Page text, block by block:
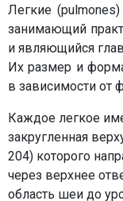
Легкие
занимающий
и являющийся
Их размер и
в зависимости от
Каждое легкое
закругленная
204) которого
через верхнее
область шеи до